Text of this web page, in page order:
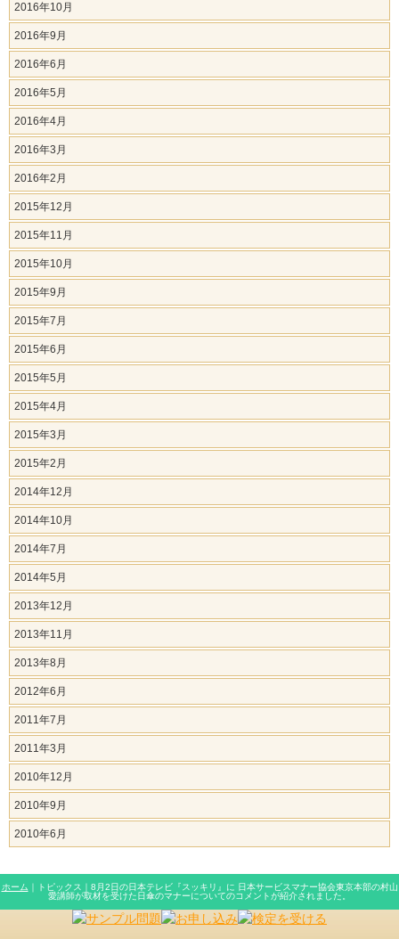
2016年10月
2016年9月
2016年6月
2016年5月
2016年4月
2016年3月
2016年2月
2015年12月
2015年11月
2015年10月
2015年9月
2015年7月
2015年6月
2015年5月
2015年4月
2015年3月
2015年2月
2014年12月
2014年10月
2014年7月
2014年5月
2013年12月
2013年11月
2013年8月
2012年6月
2011年7月
2011年3月
2010年12月
2010年9月
2010年6月
ホーム ｜トピックス｜8月2日の日本テレビ『スッキリ』に 日本サービスマナー協会東京本部の村山
愛講師が取材を受けた日傘のマナーについてのコメントが紹介されました。